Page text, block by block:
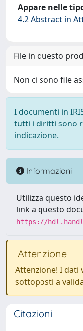
Appare nelle
4.2 Abstract in
File in questo
Non ci sono file
I documenti in
tutti i diritti sono
indicazione.
Informazioni
Utilizza questo
link a questo
https://
Attenzione
Attenzione! I dati
sottoposti a
Citazioni